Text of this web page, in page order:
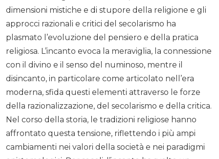
dimensioni mistiche e di stupore della religione e gli
approcci razionali e critici del secolarismo ha
plasmato l’evoluzione del pensiero e della pratica
religiosa. L’incanto evoca la meraviglia, la connessione
con il divino e il senso del numinoso, mentre il
disincanto, in particolare come articolato nell’era
moderna, sfida questi elementi attraverso le forze
della razionalizzazione, del secolarismo e della critica.
Nel corso della storia, le tradizioni religiose hanno
affrontato questa tensione, riflettendo i più ampi
cambiamenti nei valori della società e nei paradigmi